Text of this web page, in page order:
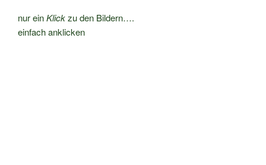
nur einKlickzu den Bildern….
einfach anklicken